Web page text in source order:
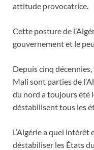
attitude provocatrice.
Cette posture de
gouvernement et le
Depuis cinq
Mali sont parties de
du nord a toujours été
déstabilisent tous les
L’Algérie a quel
déstabiliser les États